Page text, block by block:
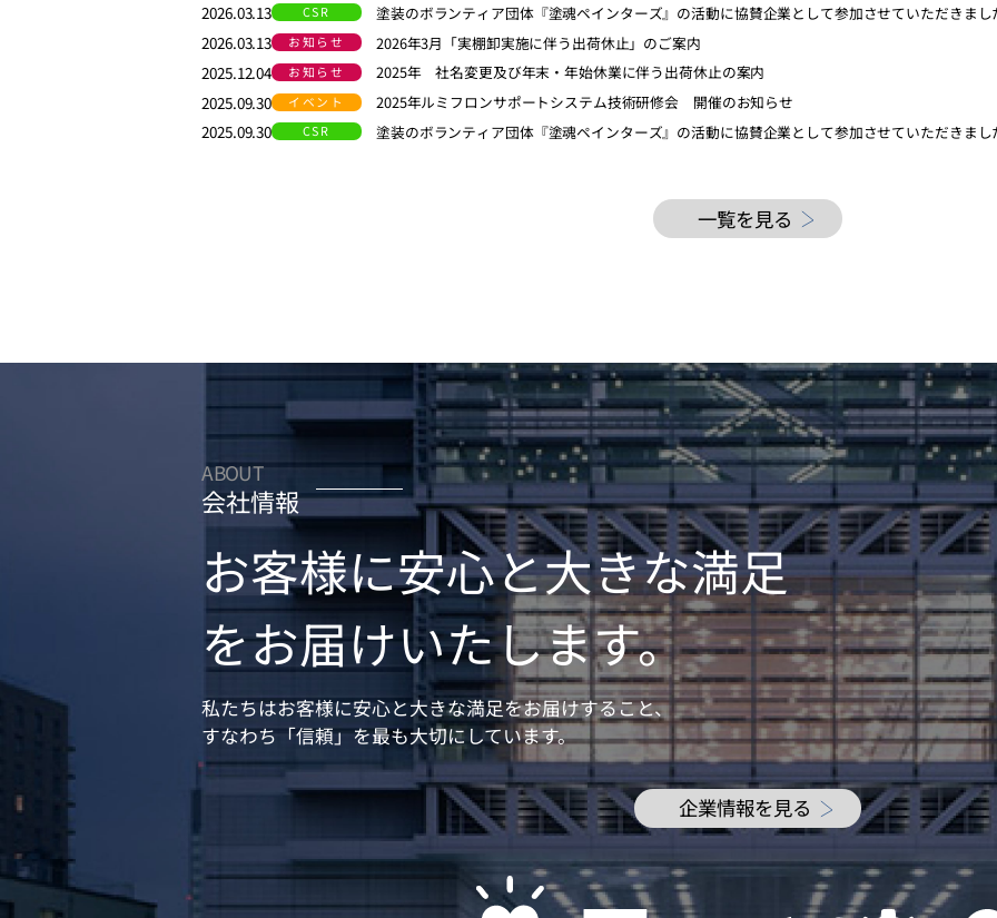
2026.03.13 CSR 塗装のボランティア団体『塗魂ペインターズ』の活動に協賛企業として参加させていただきまし
2026.03.13 お知らせ 2026年3月「実棚卸実施に伴う出荷休止」のご案内
2025.12.04 お知らせ 2025年 社名変更及び年末・年始休業に伴う出荷休止の案内
2025.09.30 イベント 2025年ルミフロンサポートシステム技術研修会 開催のお知らせ
2025.09.30 CSR 塗装のボランティア団体『塗魂ペインターズ』の活動に協賛企業として参加させていただきまし
一覧を見る
ABOUT
会社情報
お客様に安心と大きな満足
をお届けいたします。
私たちはお客様に安心と大きな満足をお届けすること、
すなわち「信頼」を最も大切にしています。
企業情報を見る